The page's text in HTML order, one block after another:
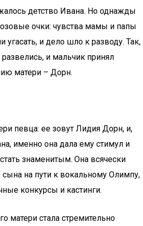
детство Ивана. Но однажды
очки: чувства мамы и папы
угасать, и дело шло к разводу. Так,
и мальчик принял
матери – Дорн.
певца: ее зовут Лидия Дoрн, и,
именно она дала ему стимул и
знаменитым. Она всячески
на пути к вокальному Олимпу,
конкурсы и кастинги.
матери стала стремительно